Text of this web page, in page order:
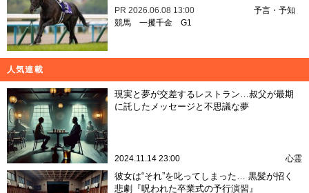
PR 2026.06.08 13:00
予言・予知
競馬 一攫千金 G1
人気連載
現実と夢が交差するレストラン…叔父が最期
に託したメッセージと不思議な夢
2024.11.14 23:00 心霊
彼女は“それ”を叱ってしまった… 黒髪が招く
悲劇『呪われた卒業式の予行演習』